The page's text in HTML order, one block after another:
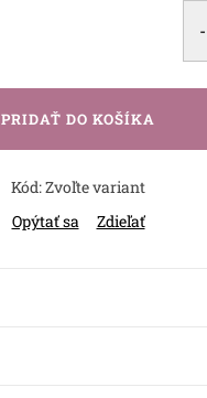
PRIDAŤ DO KOŠÍKA
Kód:Zvoľte variant
Opýtať sa
Zdieľať